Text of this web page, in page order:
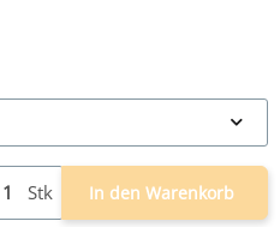
Stk In den Warenkorb